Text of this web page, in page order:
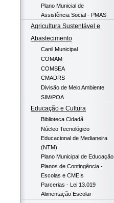
Plano Municial de
Assistência Social - PMAS
Agricultura Sustentável e
Abastecimento
Canil Municipal
COMAM
COMSEA
CMADRS
Divisão de Meio Ambiente
SIM/POA
Educação e Cultura
Biblioteca Cidadã
Núcleo Tecnológico
Educacional de Medianeira
(NTM)
Plano Municipal de Educação
Planos de Contingência -
Escolas e CMEIs
Parcerias - Lei 13.019
Alimentação Escolar